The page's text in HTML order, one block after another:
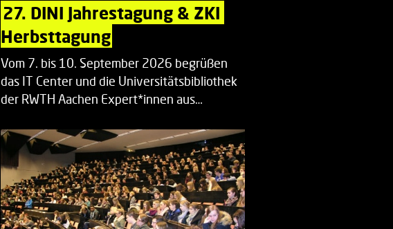
27. DINI Jahrestagung & ZKI
Herbsttagung
Vom 7. bis 10. September 2026 begrüßen
das IT Center und die Universitätsbibliothek
der RWTH Aachen Expert*innen aus…